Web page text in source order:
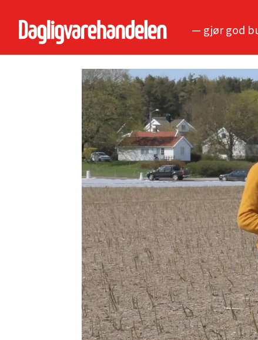
— gjør god